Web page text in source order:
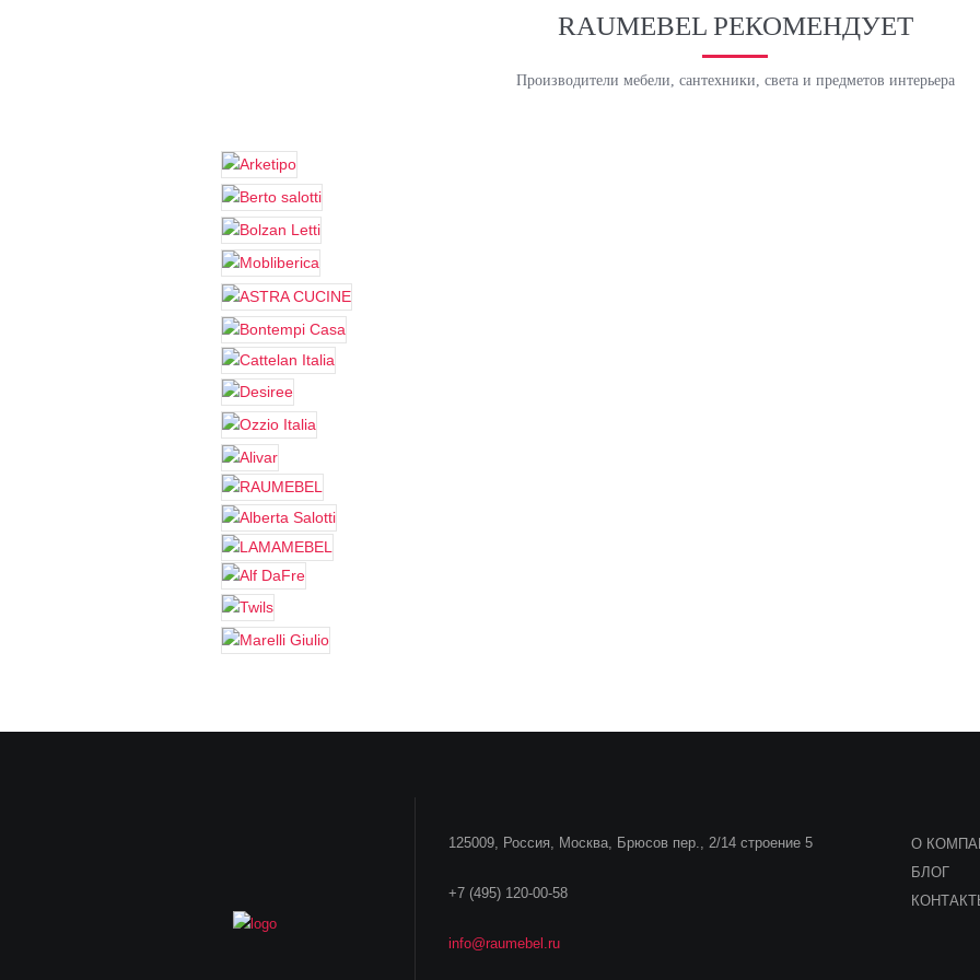
RAUMEBEL РЕКОМЕНДУЕТ
Производители мебели, сантехники, света и предметов интерьера
125009, Россия, Москва, Брюсов пер., 2/14 строение 5
+7 (495) 120-00-58
info@raumebel.ru
О
БЛОГ